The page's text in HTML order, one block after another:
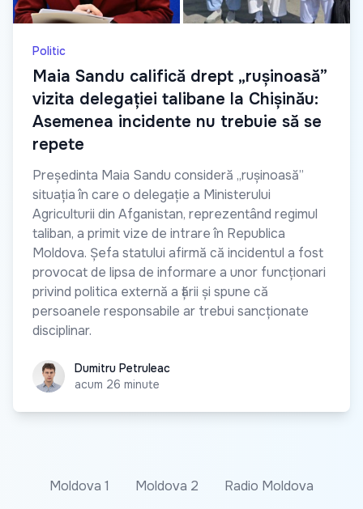
Politic
Maia Sandu califică drept „rușinoasă”
vizita delegației talibane la Chișinău:
Asemenea incidente nu trebuie să se
repete
Președinta Maia Sandu consideră „rușinoasă”
situația în care o delegație a Ministerului
Agriculturii din Afganistan, reprezentând regimul
taliban, a primit vize de intrare în Republica
Moldova. Șefa statului afirmă că incidentul a fost
provocat de lipsa de informare a unor funcționari
privind politica externă a țării și spune că
persoanele responsabile ar trebui sancționate
disciplinar.
Dumitru Petruleac
Dumitru Petruleac
acum 26 minute
Moldova 1 Moldova 2
Radio Moldova